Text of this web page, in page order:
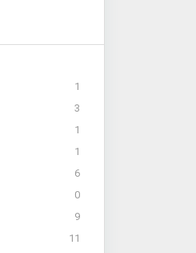
1
3
1
1
6
0
9
11